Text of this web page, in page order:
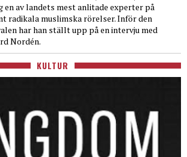
en av landets mest anlitade experter på
radikala muslimska rörelser. Inför den
har han ställt upp på en intervju med
Nordén.
KULTUR